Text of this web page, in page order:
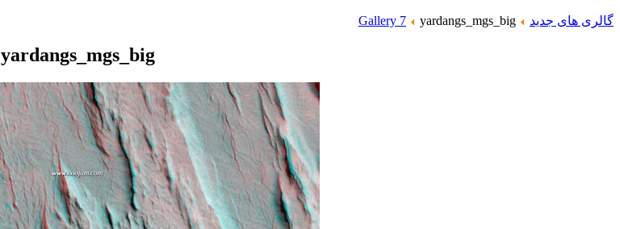
گالری های جدید Gallery 7 yardangs_mgs_big
yardangs_mgs_big